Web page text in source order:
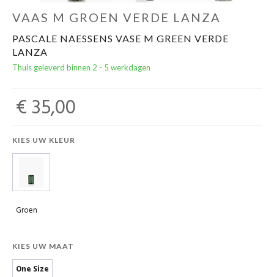
VAAS M GROEN VERDE LANZA
PASCALE NAESSENS VASE M GREEN VERDE
LANZA
Thuis geleverd binnen 2 - 5 werkdagen
€ 35,00
KIES UW KLEUR
Groen
KIES UW MAAT
One Size